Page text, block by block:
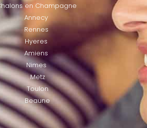
en Champagne
Annecy
Rennes
Hyeres
Amiens
Nimes
Metz
Toulon
Beaune